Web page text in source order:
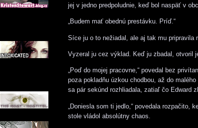
jej v jedno predpoludnie, keď bol naspäť v
„Budem mať obednú prestávku. Príď.“
Síce ju o to nežiadal, ale aj tak mu pripravila
Vyzeral ju cez výklad. Keď ju zbadal, otvoril
„Poď do mojej pracovne,“ povedal bez
poza pokladňu úzkou chodbou, až do
sa pár sekúnd rozhliadala, zatiaľ čo Edward
„Doniesla som ti jedlo,“ povedala
stole vládol absolútny chaos.